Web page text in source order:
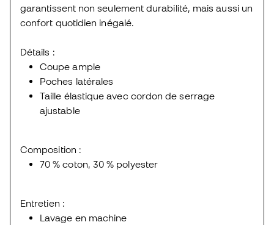
garantissent non seulement durabilité, mais aussi un
confort quotidien inégalé.
Détails :
Coupe ample
Poches latérales
Taille élastique avec cordon de serrage
ajustable
Composition :
70 % coton, 30 % polyester
Entretien :
Lavage en machine